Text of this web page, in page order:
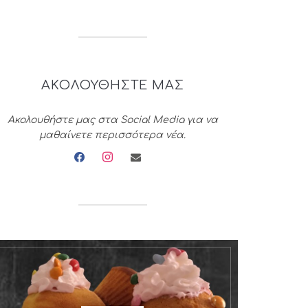
ΑΚΟΛΟΥΘΗΣΤΕ ΜΑΣ
Ακολουθήστε μας στα Social Media για να
μαθαίνετε περισσότερα νέα.
facebookinstagramenvelope